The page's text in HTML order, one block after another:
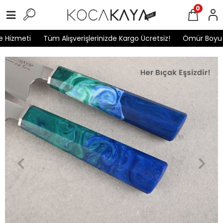
Tüm Alışverişlerinizde Kargo Ücretsiz! Ömür Boyu
0